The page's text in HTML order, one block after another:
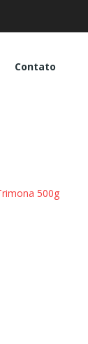
Contato
500g